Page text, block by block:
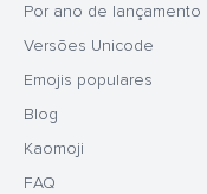
Por ano de lançamento
Versões Unicode
Emojis populares
Blog
Kaomoji
FAQ